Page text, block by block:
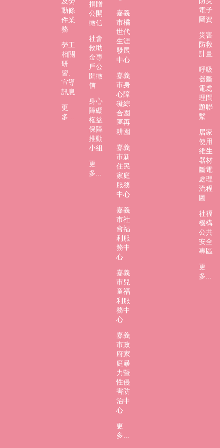
動條
件業
務
勞工
相關
研
習、
宣導
訊息
更
多...
捐贈
公開
徵信
社會
救助
金專
戶公
開徵
信
身心
障礙
權益
保障
推動
小組
更
多...
嘉義
市橘
世代
生涯
發展
中心
嘉義
市身
心障
礙綜
合園
區再
耕園
嘉義
市新
住民
家庭
服務
中心
嘉義
市社
會福
利服
務中
心
嘉義
市兒
童福
利服
務中
心
嘉義
市政
府家
庭暴
力暨
性侵
害防
治中
心
更
多...
電子
圖資
災害
防救
計畫
呼吸
器斷
電處
理問
題聯
繫
居家
使用
維生
器材
斷電
處理
流程
圖
社福
機構
公共
安全
專區
更
多...